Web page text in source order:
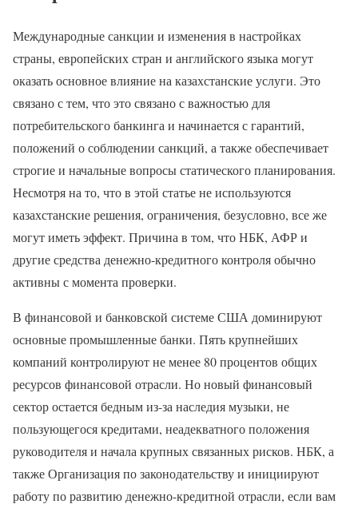
Международные санкции и изменения в настройках
страны, европейских стран и английского языка могут
оказать основное влияние на казахстанские услуги. Это
связано с тем, что это связано с важностью для
потребительского банкинга и начинается с гарантий,
положений о соблюдении санкций, а также обеспечивает
строгие и начальные вопросы статического планирования.
Несмотря на то, что в этой статье не используются
казахстанские решения, ограничения, безусловно, все же
могут иметь эффект. Причина в том, что НБК, АФР и
другие средства денежно-кредитного контроля обычно
активны с момента проверки.
В финансовой и банковской системе США доминируют
основные промышленные банки. Пять крупнейших
компаний контролируют не менее 80 процентов общих
ресурсов финансовой отрасли. Но новый финансовый
сектор остается бедным из-за наследия музыки, не
пользующегося кредитами, неадекватного положения
руководителя и начала крупных связанных рисков. НБК, а
также Организация по законодательству и инициируют
работу по развитию денежно-кредитной отрасли, если вам